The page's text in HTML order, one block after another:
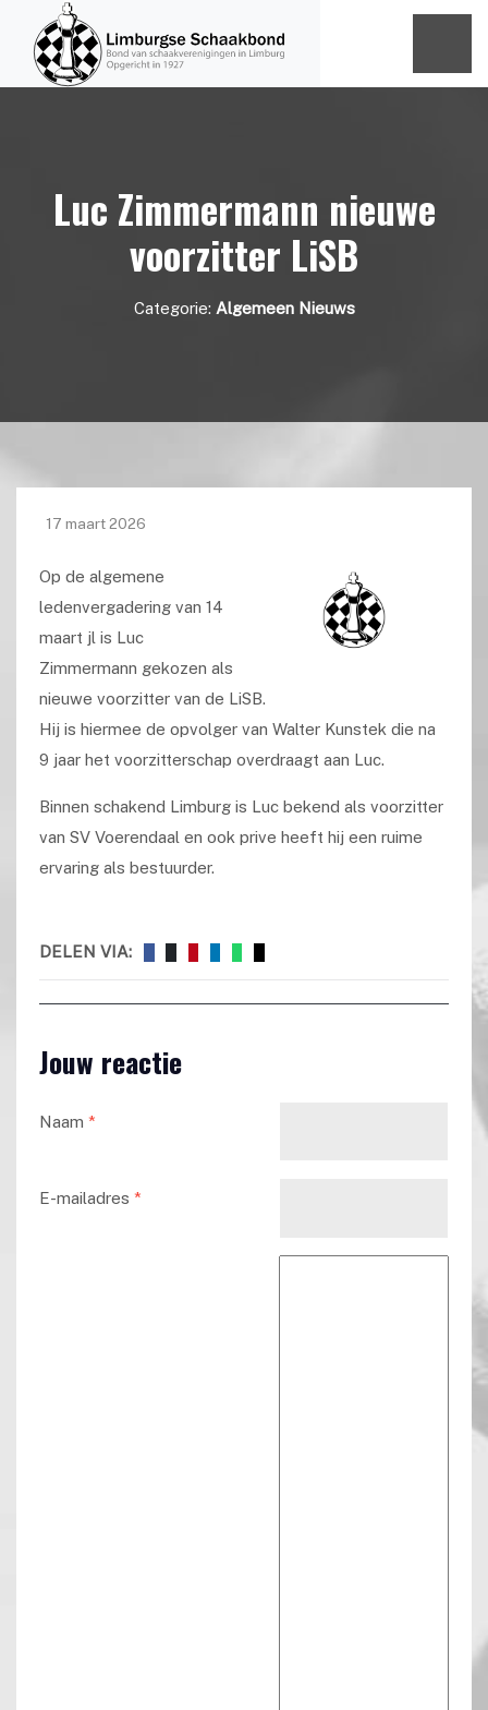
Luc Zimmermann nieuwe
voorzitter LiSB
Categorie: Algemeen Nieuws
17 maart 2026
Op de algemene
ledenvergadering van 14
maart jl is Luc
Zimmermann gekozen als
nieuwe voorzitter van de LiSB.
Hij is hiermee de opvolger van Walter Kunstek die na
9 jaar het voorzitterschap overdraagt aan Luc.
Binnen schakend Limburg is Luc bekend als voorzitter
van SV Voerendaal en ook prive heeft hij een ruime
ervaring als bestuurder.
DELEN VIA:
Jouw reactie
Naam *
E-mailadres *